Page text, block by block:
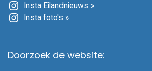
Insta Eilandnieuws »
Insta foto's »
Doorzoek de website: